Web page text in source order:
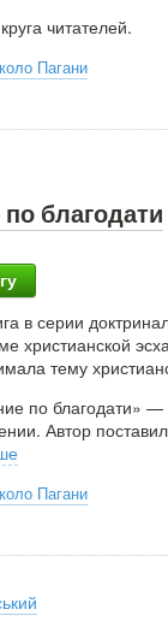
читателей.
Пагани
благодати
в серии
христианской
тему
по благодати» —
Автор
Пагани